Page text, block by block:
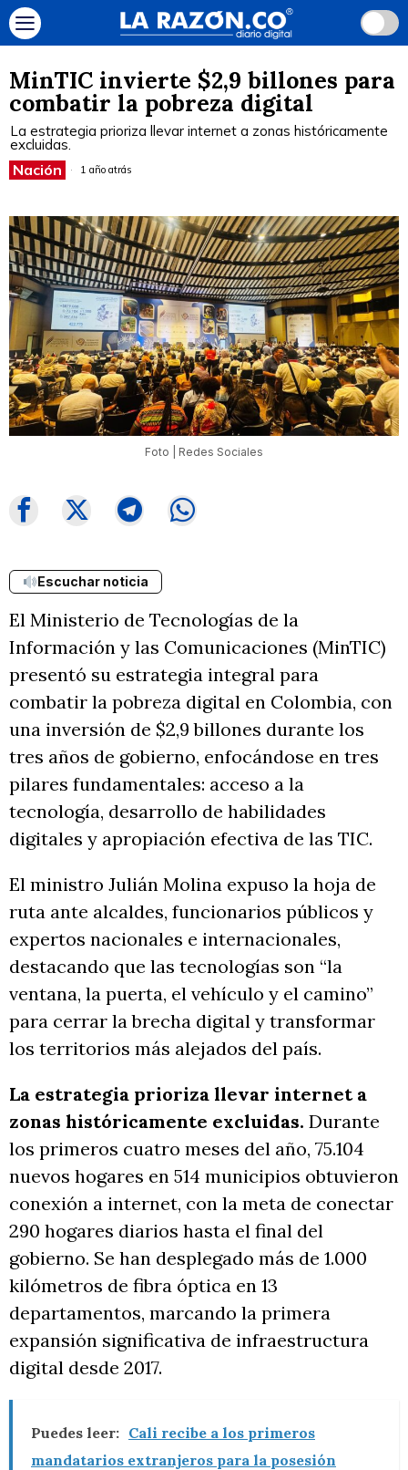
MinTIC invierte $2,9 billones para
combatir la pobreza digital
La estrategia prioriza llevar internet a zonas históricamente
excluidas.
Nación 1 año atrás
Foto | Redes Sociales
Escuchar noticia
El Ministerio de Tecnologías de la
Información y las Comunicaciones (MinTIC)
presentó su estrategia integral para
combatir la pobreza digital en Colombia, con
una inversión de $2,9 billones durante los
tres años de gobierno, enfocándose en tres
pilares fundamentales: acceso a la
tecnología, desarrollo de habilidades
digitales y apropiación efectiva de las TIC.
El ministro Julián Molina expuso la hoja de
ruta ante alcaldes, funcionarios públicos y
expertos nacionales e internacionales,
destacando que las tecnologías son “la
ventana, la puerta, el vehículo y el camino”
para cerrar la brecha digital y transformar
los territorios más alejados del país.
La estrategia prioriza llevar internet a
zonas históricamente excluidas. Durante
los primeros cuatro meses del año, 75.104
nuevos hogares en 514 municipios obtuvieron
conexión a internet, con la meta de conectar
290 hogares diarios hasta el final del
gobierno. Se han desplegado más de 1.000
kilómetros de fibra óptica en 13
departamentos, marcando la primera
expansión significativa de infraestructura
digital desde 2017.
Puedes leer: Cali recibe a los primeros
mandatarios extranjeros para la posesión